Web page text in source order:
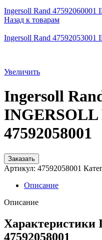
Ingersoll Rand
Назад к товарам
Ingersoll Rand
Увеличить
Ingersoll
INGERSOLL
47592058001
Заказать
Артикул: 47592058001
Описание
Описание
47592058001